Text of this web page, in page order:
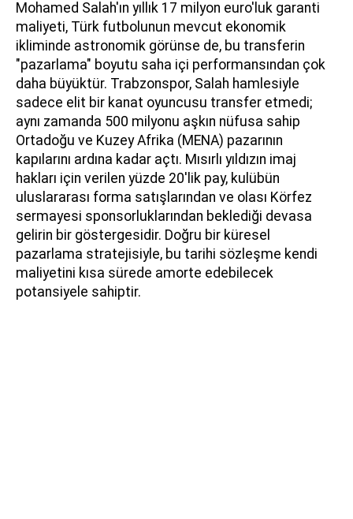
Mohamed Salah'ın yıllık 17 milyon euro'luk garanti
maliyeti, Türk futbolunun mevcut ekonomik
ikliminde astronomik görünse de, bu transferin
"pazarlama" boyutu saha içi performansından çok
daha büyüktür. Trabzonspor, Salah hamlesiyle
sadece elit bir kanat oyuncusu transfer etmedi;
aynı zamanda 500 milyonu aşkın nüfusa sahip
Ortadoğu ve Kuzey Afrika (MENA) pazarının
kapılarını ardına kadar açtı. Mısırlı yıldızın imaj
hakları için verilen yüzde 20'lik pay, kulübün
uluslararası forma satışlarından ve olası Körfez
sermayesi sponsorluklarından beklediği devasa
gelirin bir göstergesidir. Doğru bir küresel
pazarlama stratejisiyle, bu tarihi sözleşme kendi
maliyetini kısa sürede amorte edebilecek
potansiyele sahiptir.